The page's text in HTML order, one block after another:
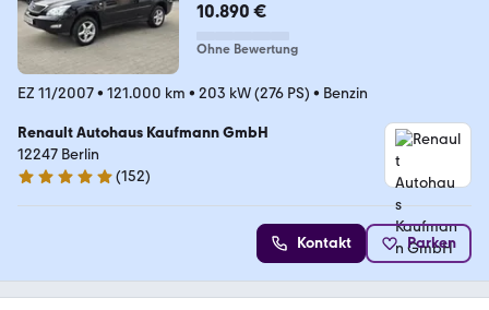
10.890 €
Ohne Bewertung
EZ 11/2007• 121.000 km • 203 kW (276 PS) • Benzin
Renault Autohaus Kaufmann GmbH
12247 Berlin
4.8 Sterne
(152)
Kontakt Parken